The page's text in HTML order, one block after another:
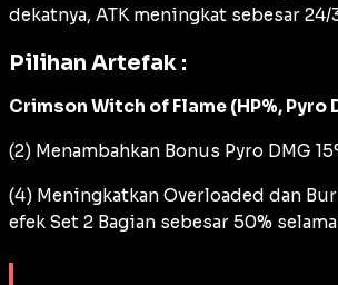
dekatnya, ATK meningkat sebesar 24/
Pilihan Artefak :
Crimson Witch of Flame (HP%, Pyro
(2) Menambahkan Bonus Pyro DMG
(4) Meningkatkan Overloaded dan
efek Set 2 Bagian sebesar 50%